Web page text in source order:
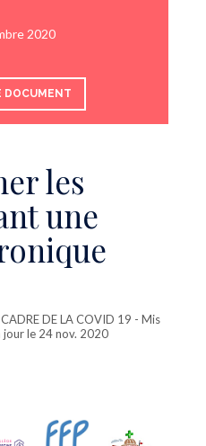
2020
DOCUMENT
les
une
CADRE DE LA COVID 19 - Mis
jour le 24 nov. 2020